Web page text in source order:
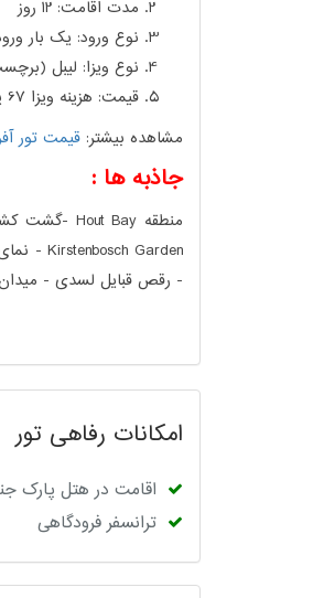
مدت اقامت: 12 روز
نوع ورود: یک بار
نوع ویزا: لیبل
قیمت: هزینه ویزا 67 یورو + 450 هزار تومان می باشد.
مشاهده بیشتر: قیمت تور
جاذبه ها :
- رقص قبایل لسدی - میدان
امکانات رفاهی تور
اقامت در هتل پارک
ترانسفر فرودگاهی